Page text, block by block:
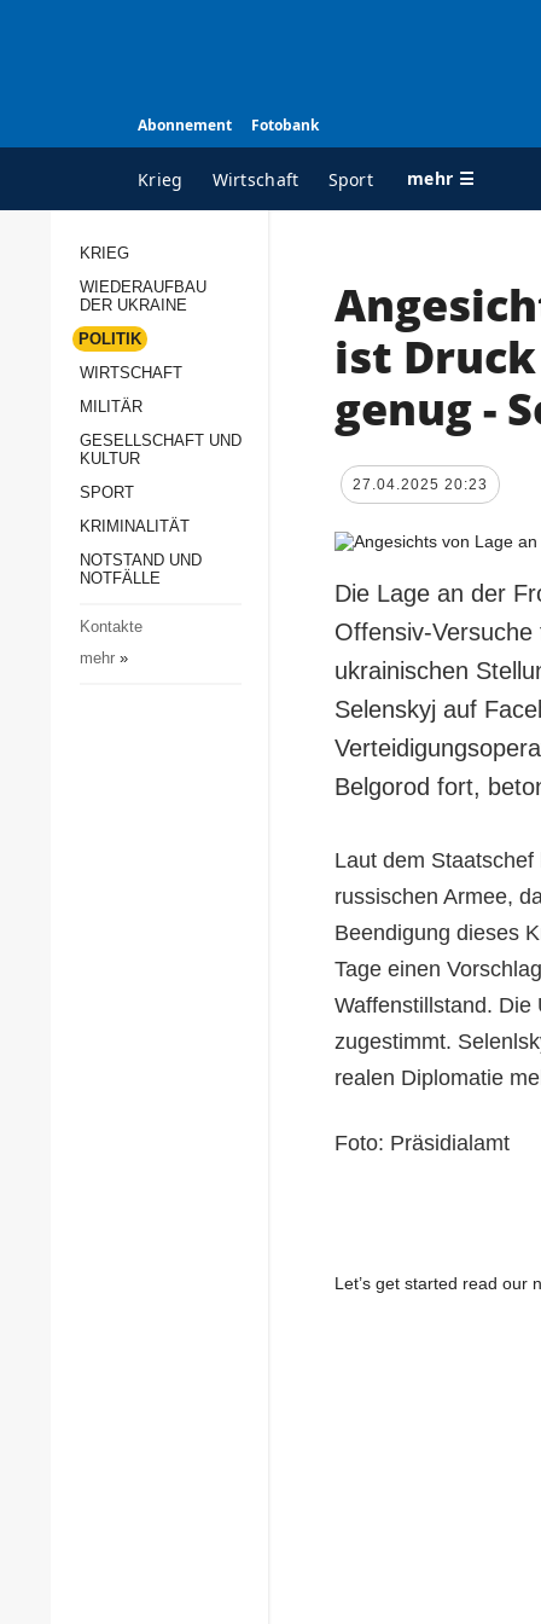
Abonnement Fotobank
Krieg Wirtschaft Sport mehr ☰
ALLE RUBRIKEN
Wiederaufbau der
Politik
Militär
Gesellschaft und Kultur
Notstand und Notfälle
KRIEG
WIEDERAUFBAU
DER UKRAINE
POLITIK
WIRTSCHAFT
MILITÄR
GESELLSCHAFT UND
KULTUR
SPORT
KRIMINALITÄT
NOTSTAND UND
NOTFÄLLE
Kontakte
mehr»
ist
genug -
27.04.2025 20:23
Die Lage an der
Offensiv-
ukrainischen
Selenskyj auf
Belgorod fort,
Laut dem
russischen Armee,
Beendigung dieses
Tage einen
Waffenstillstand. Die
zugestimmt.
realen Diplomatie
Foto: Präsidialamt
Let’s get started read our